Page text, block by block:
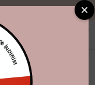
"Aynı gün
50₺ İNDİRİM